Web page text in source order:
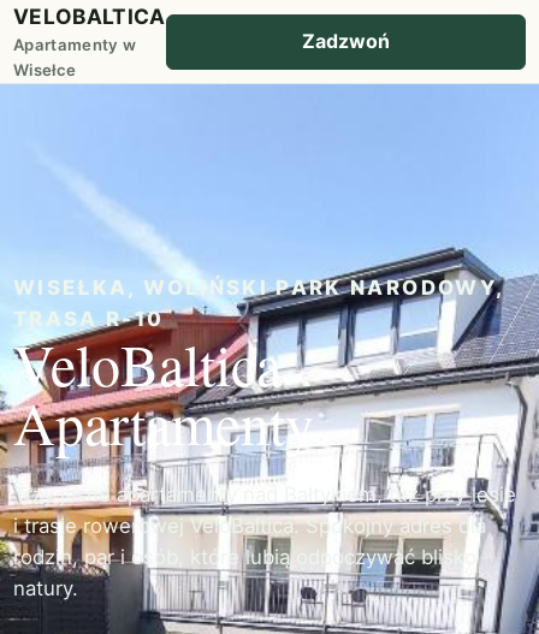
VELOBALTICA
Apartamenty w
Wisełce
Zadzwoń
WISEŁKA, WOLIŃSKI PARK NARODOWY,
TRASA R-10
VeloBaltica
Apartamenty
Trzy jasne apartamenty nad Bałtykiem, tuż przy lesie
i trasie rowerowej VeloBaltica. Spokojny adres dla
rodzin, par i osób, które lubią odpoczywać blisko
natury.